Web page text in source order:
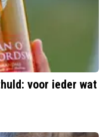
voor ieder wat